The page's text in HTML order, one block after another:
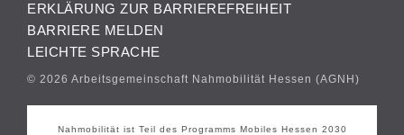
ERKLÄRUNG ZUR BARRIEREFREIHEIT
BARRIERE MELDEN
LEICHTE SPRACHE
© 2026 Arbeitsgemeinschaft Nahmobilität Hessen (AGNH)
Nahmobilität ist Teil des Programms Mobiles Hessen 2030